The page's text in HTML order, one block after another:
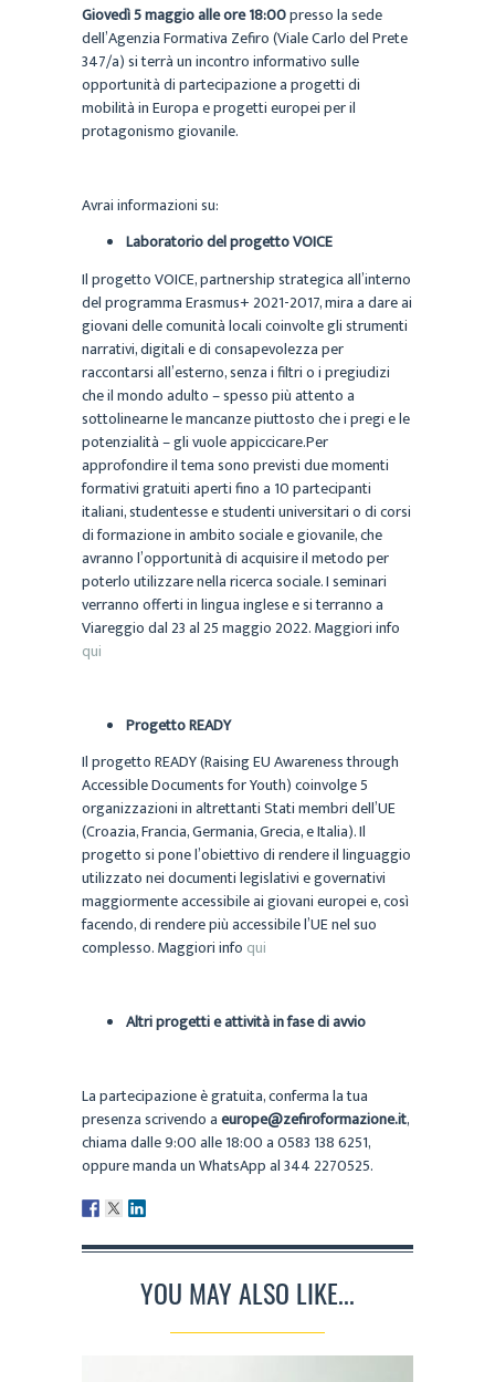
Giovedì 5 maggio alle ore 18:00presso la sede
dell’Agenzia Formativa Zefiro (Viale Carlo del Prete
347/a) si terrà un incontro informativo sulle
opportunità di partecipazione a progetti di
mobilità in Europa e progetti europei per il
protagonismo giovanile.
Avrai informazioni su:
Laboratorio del progetto VOICE
Il progetto VOICE, partnership strategica all’interno
del programma Erasmus+ 2021-2017, mira a dare ai
giovani delle comunità locali coinvolte gli strumenti
narrativi, digitali e di consapevolezza per
raccontarsi all’esterno, senza i filtri o i pregiudizi
che il mondo adulto – spesso più attento a
sottolinearne le mancanze piuttosto che i pregi e le
potenzialità – gli vuole appiccicare.Per
approfondire il tema sono previsti due momenti
formativi gratuiti aperti fino a 10 partecipanti
italiani, studentesse e studenti universitari o di corsi
di formazione in ambito sociale e giovanile, che
avranno l’opportunità di acquisire il metodo per
poterlo utilizzare nella ricerca sociale. I seminari
verranno offerti in lingua inglese e si terranno a
Viareggio dal 23 al 25 maggio 2022. Maggiori info
qui
Progetto READY
Il progetto READY (Raising EU Awareness through
Accessible Documents for Youth) coinvolge 5
organizzazioni in altrettanti Stati membri dell’UE
(Croazia, Francia, Germania, Grecia, e Italia). Il
progetto si pone l’obiettivo di rendere il linguaggio
utilizzato nei documenti legislativi e governativi
maggiormente accessibile ai giovani europei e, così
facendo, di rendere più accessibile l’UE nel suo
complesso. Maggiori info qui
Altri progetti e attività in fase di avvio
La partecipazione è gratuita, conferma la tua
presenza scrivendo aeurope@zefiroformazione.it,
chiama dalle 9:00 alle 18:00 a 0583 138 6251,
oppure manda un WhatsApp al 344 2270525.
YOU MAY ALSO LIKE...